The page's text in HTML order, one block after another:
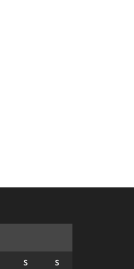
S S